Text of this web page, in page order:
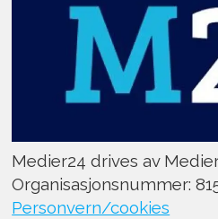
Medier24 drives av
Organisasjonsnummer:
Personvern/cookies